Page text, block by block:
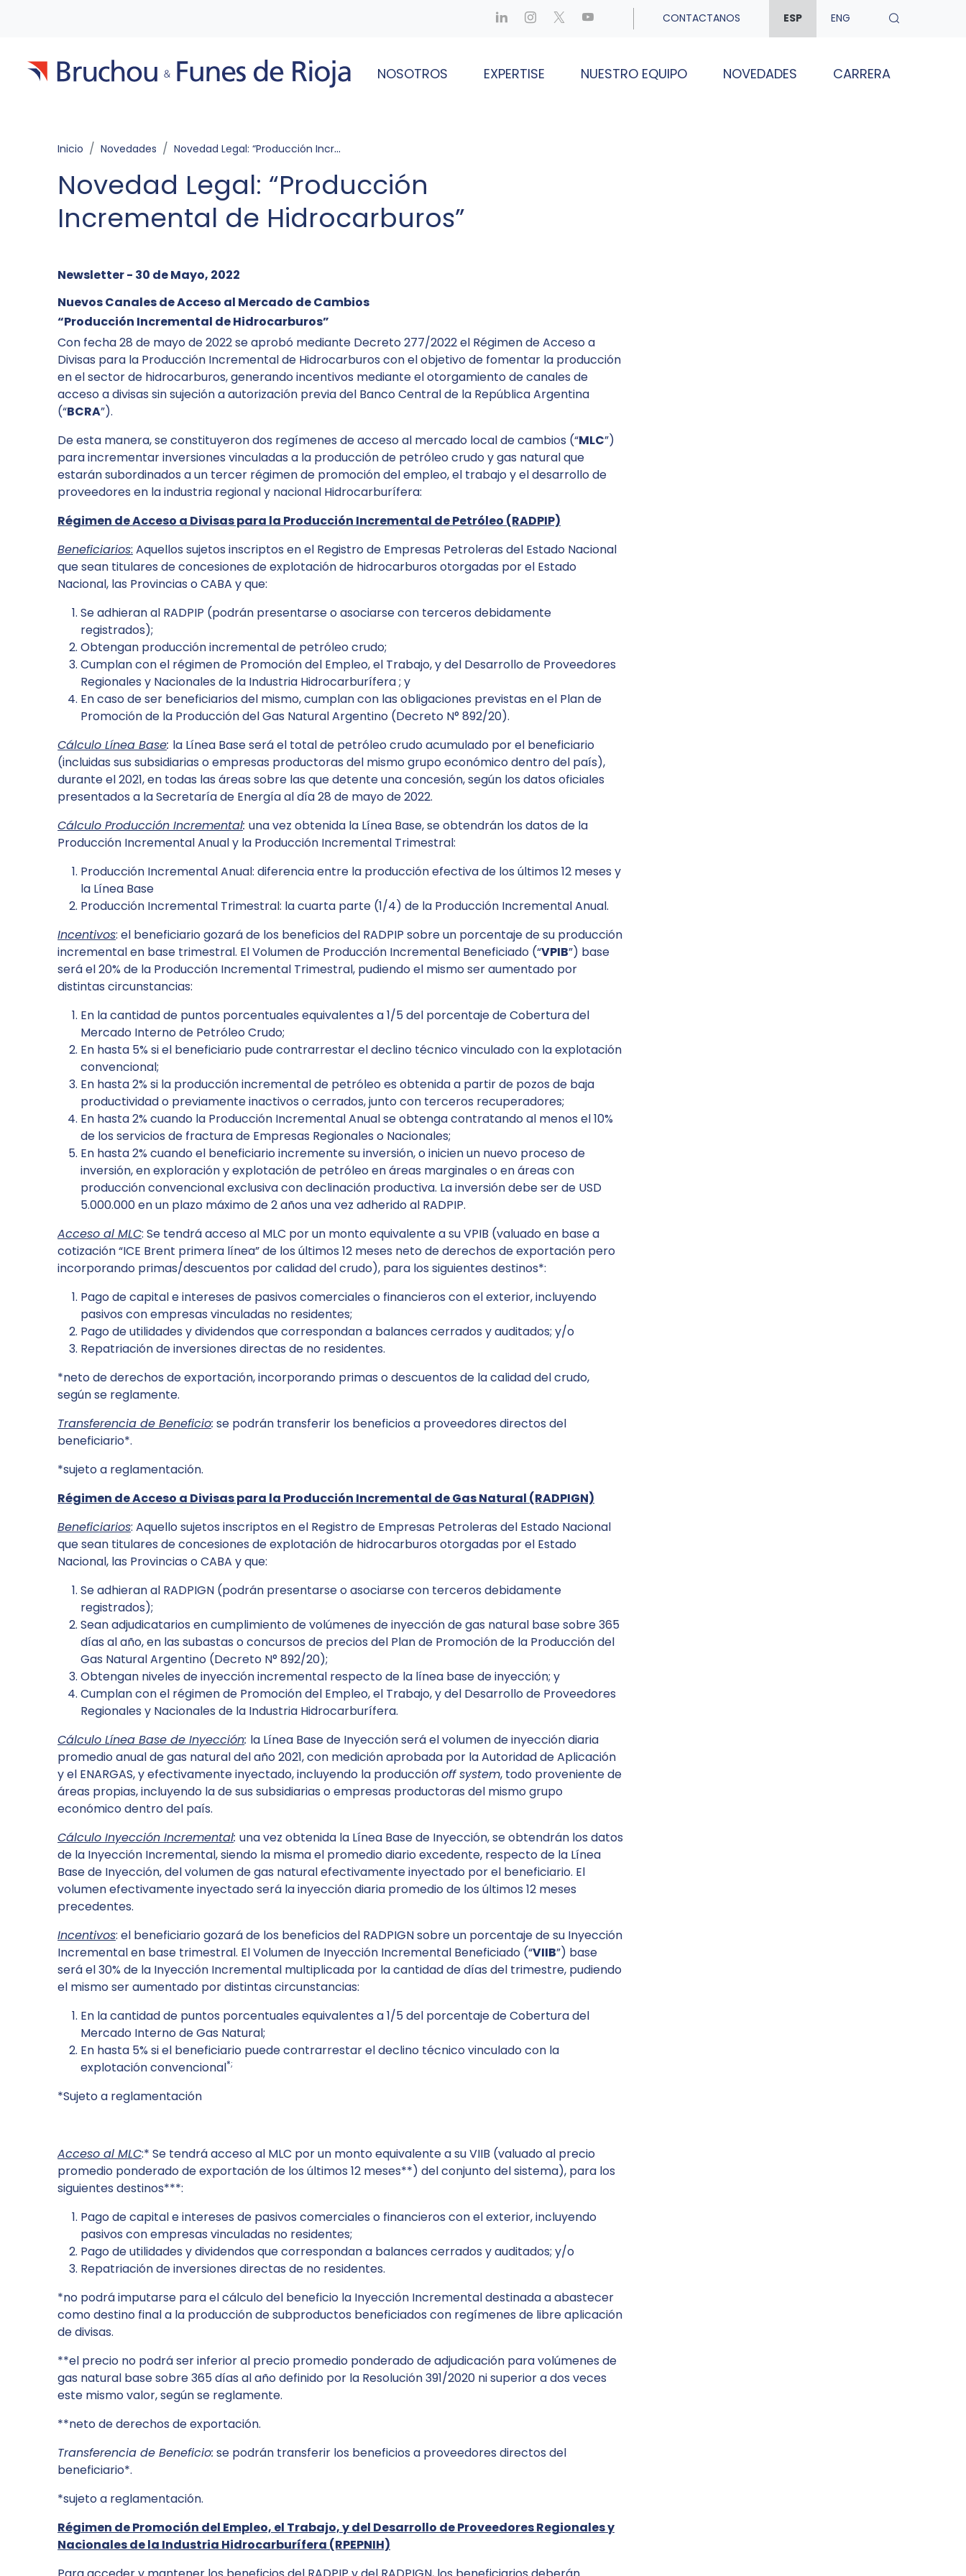
CONTACTANOS ESP ENG
NOSOTROS EXPERTISE NUESTRO EQUIPO NOVEDADES CARRERA
Inicio Novedades Novedad Legal: “Producción Incremental de Hidrocarburos”
Novedad Legal: “Producción
Incremental de Hidrocarburos”
Newsletter - 30 de Mayo, 2022
Nuevos Canales de Acceso al Mercado de Cambios
“Producción Incremental de Hidrocarburos”
Con fecha 28 de mayo de 2022 se aprobó mediante Decreto 277/2022 el Régimen de Acceso a
Divisas para la Producción Incremental de Hidrocarburos con el objetivo de fomentar la producción
en el sector de hidrocarburos, generando incentivos mediante el otorgamiento de canales de
acceso a divisas sin sujeción a autorización previa del Banco Central de la República Argentina
(“BCRA”).
De esta manera, se constituyeron dos regímenes de acceso al mercado local de cambios (“MLC”)
para incrementar inversiones vinculadas a la producción de petróleo crudo y gas natural que
estarán subordinados a un tercer régimen de promoción del empleo, el trabajo y el desarrollo de
proveedores en la industria regional y nacional Hidrocarburífera:
Régimen de Acceso a Divisas para la Producción Incremental de Petróleo (RADPIP)
Beneficiarios: Aquellos sujetos inscriptos en el Registro de Empresas Petroleras del Estado Nacional
que sean titulares de concesiones de explotación de hidrocarburos otorgadas por el Estado
Nacional, las Provincias o CABA y que:
Se adhieran al RADPIP (podrán presentarse o asociarse con terceros debidamente
registrados);
Obtengan producción incremental de petróleo crudo;
Cumplan con el régimen de Promoción del Empleo, el Trabajo, y del Desarrollo de Proveedores
Regionales y Nacionales de la Industria Hidrocarburífera ; y
En caso de ser beneficiarios del mismo, cumplan con las obligaciones previstas en el Plan de
Promoción de la Producción del Gas Natural Argentino (Decreto N° 892/20).
Cálculo Línea Base: la Línea Base será el total de petróleo crudo acumulado por el beneficiario
(incluidas sus subsidiarias o empresas productoras del mismo grupo económico dentro del país),
durante el 2021, en todas las áreas sobre las que detente una concesión, según los datos oficiales
presentados a la Secretaría de Energía al día 28 de mayo de 2022.
Cálculo Producción Incremental: una vez obtenida la Línea Base, se obtendrán los datos de la
Producción Incremental Anual y la Producción Incremental Trimestral:
Producción Incremental Anual: diferencia entre la producción efectiva de los últimos 12 meses y
la Línea Base
Producción Incremental Trimestral: la cuarta parte (1/4) de la Producción Incremental Anual.
Incentivos: el beneficiario gozará de los beneficios del RADPIP sobre un porcentaje de su producción
incremental en base trimestral. El Volumen de Producción Incremental Beneficiado (“VPIB”) base
será el 20% de la Producción Incremental Trimestral, pudiendo el mismo ser aumentado por
distintas circunstancias:
En la cantidad de puntos porcentuales equivalentes a 1/5 del porcentaje de Cobertura del
Mercado Interno de Petróleo Crudo;
En hasta 5% si el beneficiario pude contrarrestar el declino técnico vinculado con la explotación
convencional;
En hasta 2% si la producción incremental de petróleo es obtenida a partir de pozos de baja
productividad o previamente inactivos o cerrados, junto con terceros recuperadores;
En hasta 2% cuando la Producción Incremental Anual se obtenga contratando al menos el 10%
de los servicios de fractura de Empresas Regionales o Nacionales;
En hasta 2% cuando el beneficiario incremente su inversión, o inicien un nuevo proceso de
inversión, en exploración y explotación de petróleo en áreas marginales o en áreas con
producción convencional exclusiva con declinación productiva. La inversión debe ser de USD
5.000.000 en un plazo máximo de 2 años una vez adherido al RADPIP.
Acceso al MLC: Se tendrá acceso al MLC por un monto equivalente a su VPIB (valuado en base a
cotización “ICE Brent primera línea” de los últimos 12 meses neto de derechos de exportación pero
incorporando primas/descuentos por calidad del crudo), para los siguientes destinos*:
Pago de capital e intereses de pasivos comerciales o financieros con el exterior, incluyendo
pasivos con empresas vinculadas no residentes;
Pago de utilidades y dividendos que correspondan a balances cerrados y auditados; y/o
Repatriación de inversiones directas de no residentes.
*neto de derechos de exportación, incorporando primas o descuentos de la calidad del crudo,
según se reglamente.
Transferencia de Beneficio: se podrán transferir los beneficios a proveedores directos del
beneficiario*.
*sujeto a reglamentación.
Régimen de Acceso a Divisas para la Producción Incremental de Gas Natural (RADPIGN)
Beneficiarios: Aquello sujetos inscriptos en el Registro de Empresas Petroleras del Estado Nacional
que sean titulares de concesiones de explotación de hidrocarburos otorgadas por el Estado
Nacional, las Provincias o CABA y que:
Se adhieran al RADPIGN (podrán presentarse o asociarse con terceros debidamente
registrados);
Sean adjudicatarios en cumplimiento de volúmenes de inyección de gas natural base sobre 365
días al año, en las subastas o concursos de precios del Plan de Promoción de la Producción del
Gas Natural Argentino (Decreto N° 892/20);
Obtengan niveles de inyección incremental respecto de la línea base de inyección; y
Cumplan con el régimen de Promoción del Empleo, el Trabajo, y del Desarrollo de Proveedores
Regionales y Nacionales de la Industria Hidrocarburífera.
Cálculo Línea Base de Inyección: la Línea Base de Inyección será el volumen de inyección diaria
promedio anual de gas natural del año 2021, con medición aprobada por la Autoridad de Aplicación
y el ENARGAS, y efectivamente inyectado, incluyendo la producciónoff system, todo proveniente de
áreas propias, incluyendo la de sus subsidiarias o empresas productoras del mismo grupo
económico dentro del país.
Cálculo Inyección Incremental: una vez obtenida la Línea Base de Inyección, se obtendrán los datos
de la Inyección Incremental, siendo la misma el promedio diario excedente, respecto de la Línea
Base de Inyección, del volumen de gas natural efectivamente inyectado por el beneficiario. El
volumen efectivamente inyectado será la inyección diaria promedio de los últimos 12 meses
precedentes.
Incentivos: el beneficiario gozará de los beneficios del RADPIGN sobre un porcentaje de su Inyección
Incremental en base trimestral. El Volumen de Inyección Incremental Beneficiado (“VIIB”) base
será el 30% de la Inyección Incremental multiplicada por la cantidad de días del trimestre, pudiendo
el mismo ser aumentado por distintas circunstancias:
En la cantidad de puntos porcentuales equivalentes a 1/5 del porcentaje de Cobertura del
Mercado Interno de Gas Natural;
En hasta 5% si el beneficiario puede contrarrestar el declino técnico vinculado con la
explotación convencional*;
*Sujeto a reglamentación
Acceso al MLC:* Se tendrá acceso al MLC por un monto equivalente a su VIIB (valuado al precio
promedio ponderado de exportación de los últimos 12 meses**) del conjunto del sistema), para los
siguientes destinos***:
Pago de capital e intereses de pasivos comerciales o financieros con el exterior, incluyendo
pasivos con empresas vinculadas no residentes;
Pago de utilidades y dividendos que correspondan a balances cerrados y auditados; y/o
Repatriación de inversiones directas de no residentes.
*no podrá imputarse para el cálculo del beneficio la Inyección Incremental destinada a abastecer
como destino final a la producción de subproductos beneficiados con regímenes de libre aplicación
de divisas.
**el precio no podrá ser inferior al precio promedio ponderado de adjudicación para volúmenes de
gas natural base sobre 365 días al año definido por la Resolución 391/2020 ni superior a dos veces
este mismo valor, según se reglamente.
**neto de derechos de exportación.
Transferencia de Beneficio: se podrán transferir los beneficios a proveedores directos del
beneficiario*.
*sujeto a reglamentación.
Régimen de Promoción del Empleo, el Trabajo, y del Desarrollo de Proveedores Regionales y
Nacionales de la Industria Hidrocarburífera (RPEPNIH)